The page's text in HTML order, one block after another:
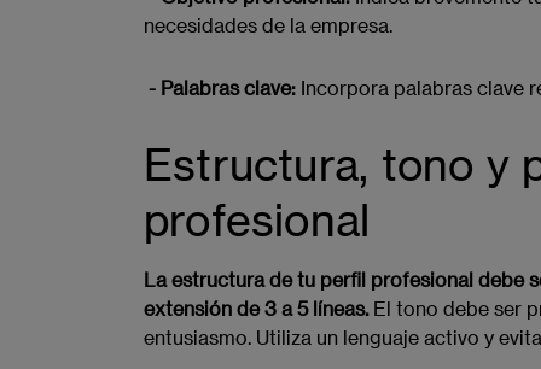
necesidades de la empresa.
- Palabras clave: Incorpora palabras clave
Estructura, tono y
profesional
La estructura de tu perfil profesional debe
extensión de 3 a 5 líneas. El tono debe ser
entusiasmo. Utiliza un lenguaje activo y